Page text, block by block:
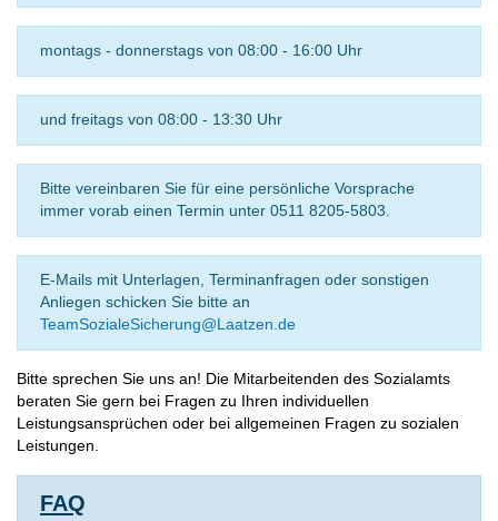
montags - donnerstags von 08:00 - 16:00 Uhr
und freitags von 08:00 - 13:30 Uhr
Bitte vereinbaren Sie für eine persönliche Vorsprache
immer vorab einen Termin unter 0511 8205-5803.
E-Mails mit Unterlagen, Terminanfragen oder sonstigen
Anliegen schicken Sie bitte an
TeamSozialeSicherung@Laatzen.de
Bitte sprechen Sie uns an! Die Mitarbeitenden des Sozialamts
beraten Sie gern bei Fragen zu Ihren individuellen
Leistungsansprüchen oder bei allgemeinen Fragen zu sozialen
Leistungen.
FAQ